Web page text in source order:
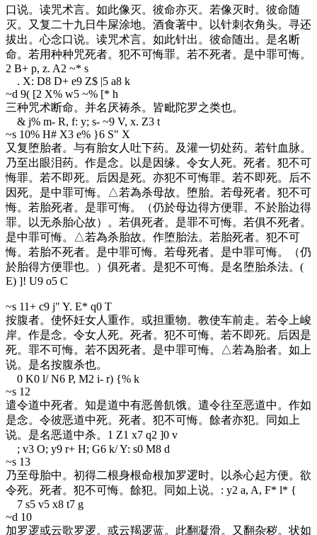
口说。读咒术言。如此像灭。彼命亦灭。若像灭时。彼命随
灭。又复二十九日牛屎涂地。酒食著中。以针刺衣角头。寻还
拔出。心念口说。读咒术言。如此针出。彼命随出。是名断
命。若用种种咒死者。犯不可悔罪。若不死者。是中罪可悔。
2 B+ p, z. A2 ~* s
. X: D8 D+ e9 Z$ |5 a8 k
~d 9( [2 X% w5 ~% [* h
三种咒术断命。并名厌祷杀。皆毗陀罗之类也。
& j% m- R, f: y; s- ~9 V, x. Z3 t
~s 10% H# X3 e% }6 S" X
又复堕胎者。与有胎女人吐下药。及灌一切处药。若针血脉。
乃至出眼泪药。作是念。以是因缘。令女人死。死者。犯不可
悔罪。若不即死。后因是死。亦犯不可悔罪。若不即死。后不
因死。是中罪可悔。△若為杀母故。堕胎。若母死者。犯不可
悔。若胎死者。是罪可悔。（仍於母边得方便罪。不於胎边得
罪。以无杀胎心故）。若俱死者。是罪不可悔。若俱不死者。
是中罪可悔。△若為杀胎故。作堕胎法。若胎死者。犯不可
悔。若胎不死者。是中罪可悔。若母死者。是中罪可悔。（仍
於胎得方便罪也。）俱死者。是犯不可悔。是名堕胎杀法。 (
E) ]! U9 o5 C
~s 11+ c9 j" Y. E* q0 T
按腹者。使怀妊女人重作。或担重物。教使车前走。若令上峻
岸。作是念。令女人死。死者。犯不可悔。若不即死。后因是
死。罪不可悔。若不因死者。是中罪可悔。△若為胎者。如上
说。是名按腹杀也。
0 K0 l/ N6 P, M2 i- r) {% k
~s 12
遣令道中死者。知是道中有恶兽飢饿。遣令往至恶道中。作如
是念。令彼恶道中死。死者。犯不可悔。餘者亦犯。同如上
说。是名恶道中杀。 1 Z1 x7 q2 ]0 v
; v3 O; y9 r+ H; G6 k/ Y: s0 M8 d
~s 13
乃至母胎中。初得二根身根命根加罗逻时。以杀心起方便。欲
令死。死者。犯不可悔。餘犯。同如上说。 : y2 a, A, F* l* {
7 s5 v5 x8 t7 g
~d 10
加罗逻或云歌罗逻。或云羯逻蓝。此翻凝滑。又翻杂秽。状如